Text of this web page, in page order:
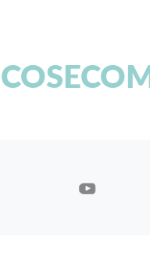
COSECOM